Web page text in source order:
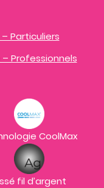
Particuliers
Professionnels
CoolMax
fil d’argent